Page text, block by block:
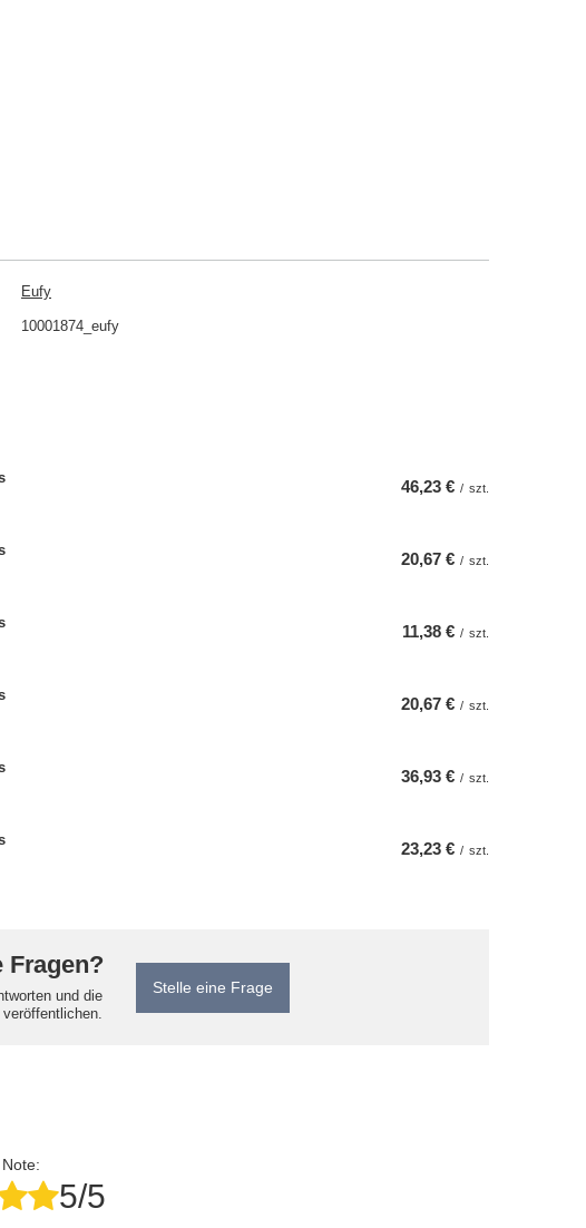
Eufy
10001874_eufy
46,23 € / szt.
20,67 € / szt.
11,38 € / szt.
20,67 € / szt.
36,93 € / szt.
23,23 € / szt.
Fragen?
und die
Stelle eine Frage
5/5